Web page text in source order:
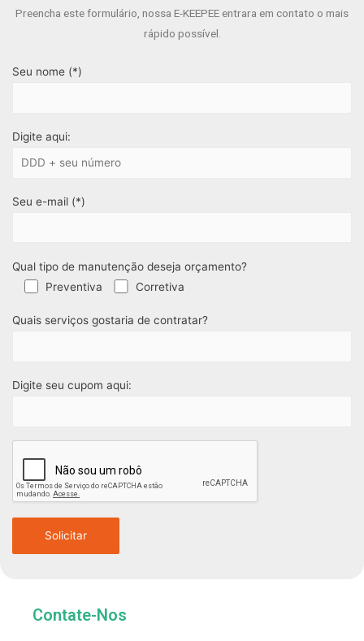
Preencha este formulário, nossa E-KEEPEE entrara em contato o mais
rápido possível.
Seu nome (*)
Digite aqui:
Seu e-mail (*)
Qual tipo de manutenção deseja orçamento?
Preventiva
Corretiva
Quais serviços gostaria de contratar?
Digite seu cupom aqui:
Contate-Nos